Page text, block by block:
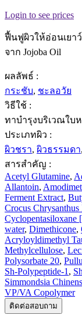
Login to see prices
ฟื้นฟูผิวให้อ่อนเยา
จาก Jojoba Oil
ผลลัพธ์ :
กระชับ, ชะลอวัย
วิธีใช้ :
ทาบำรุงบริเวณใบห
ประเภทผิว :
ผิวชรา, ผิวธรรมดา,
สารสำคัญ :
Acetyl Glutamine,
Allantoin,
Ferment Extract,
Crocus
Cyclopentasiloxane
water, Dimethicone,
Acryloyldimethyl
Methylcellulose,
Polysorbate 20,
Sh-Polypeptide-1 ,
Simmondsia
VP/VA Copolymer
ติดต่อสอบถาม